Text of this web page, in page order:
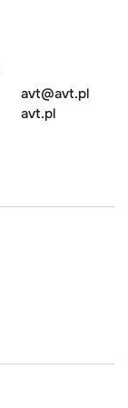
avt@avt.pl
avt.pl